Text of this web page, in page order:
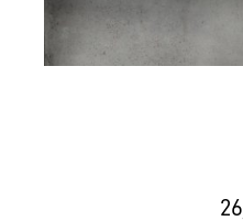
مئات المصممين والمعماريين والعلامات التجارية من مختلف أنحاء العالم. أقيمت الفعاليات هذا العام بين 20 و26